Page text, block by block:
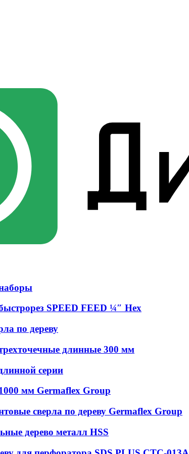
SPEED FEED ¼″ Hex
по дереву
длинные 300 мм
серии
мм Germaflex Group
сверла по дереву Germaflex Group
дерево металл HSS